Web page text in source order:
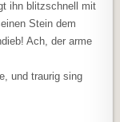
ihn blitzschnell mit
Stein dem
Ach, der arme
und traurig sing